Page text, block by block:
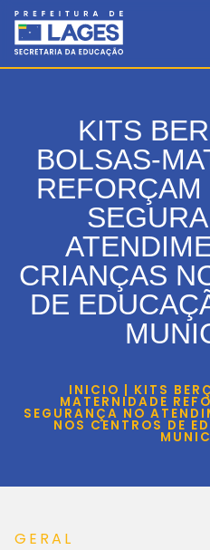
INICIO | KITS
MATERNIDADE
SEGURANÇA NO
NOS CENTROS DE
KITS
BOLSAS-
CRIANÇAS
DE
GERAL